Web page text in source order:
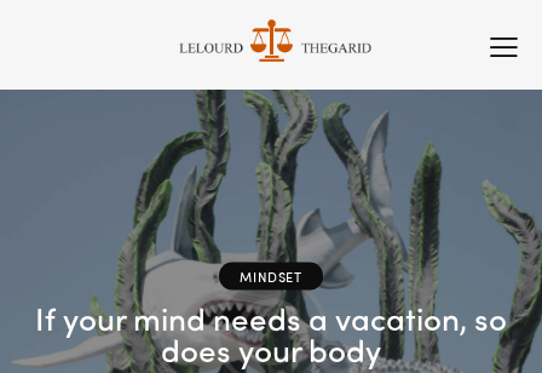
MINDSET
If your mind needs a vacation, so
does your body